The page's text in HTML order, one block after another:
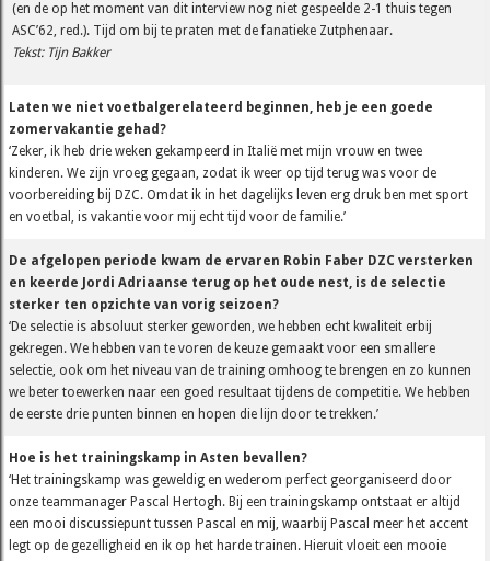
(en de op het moment van dit interview nog niet gespeelde 2-1 thuis tegen
ASC’62, red.). Tijd om bij te praten met de fanatieke Zutphenaar.
Tekst: Tijn Bakker
Laten we niet voetbalgerelateerd beginnen, heb je een goede
zomervakantie gehad?
‘Zeker, ik heb drie weken gekampeerd in Italië met mijn vrouw en twee
kinderen. We zijn vroeg gegaan, zodat ik weer op tijd terug was voor de
voorbereiding bij DZC. Omdat ik in het dagelijks leven erg druk ben met sport
en voetbal, is vakantie voor mij echt tijd voor de familie.’
De afgelopen periode kwam de ervaren Robin Faber DZC versterken
en keerde Jordi Adriaanse terug op het oude nest, is de selectie
sterker ten opzichte van vorig seizoen?
‘De selectie is absoluut sterker geworden, we hebben echt kwaliteit erbij
gekregen. We hebben van te voren de keuze gemaakt voor een smallere
selectie, ook om het niveau van de training omhoog te brengen en zo kunnen
we beter toewerken naar een goed resultaat tijdens de competitie. We hebben
de eerste drie punten binnen en hopen die lijn door te trekken.’
Hoe is het trainingskamp in Asten bevallen?
‘Het trainingskamp was geweldig en wederom perfect georganiseerd door
onze teammanager Pascal Hertogh. Bij een trainingskamp ontstaat er altijd
een mooi discussiepunt tussen Pascal en mij, waarbij Pascal meer het accent
legt op de gezelligheid en ik op het harde trainen. Hieruit vloeit een mooie